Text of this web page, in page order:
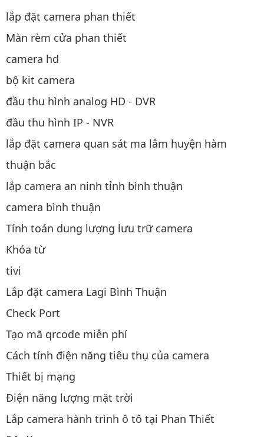
lắp đặt camera phan thiết
Màn rèm cửa phan thiết
camera hd
bộ kit camera
đầu thu hình analog HD - DVR
đầu thu hình IP - NVR
lắp đặt camera quan sát ma lâm huyện hàm
thuận bắc
lắp camera an ninh tỉnh bình thuận
camera bình thuận
Tính toán dung lượng lưu trữ camera
Khóa từ
tivi
Lắp đặt camera Lagi Bình Thuận
Check Port
Tạo mã qrcode miễn phí
Cách tính điện năng tiêu thụ của camera
Thiết bị mạng
Điện năng lượng mặt trời
Lắp camera hành trình ô tô tại Phan Thiết